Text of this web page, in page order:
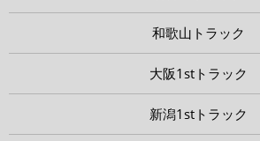
和歌山トラック
大阪1stトラック
新潟1stトラック